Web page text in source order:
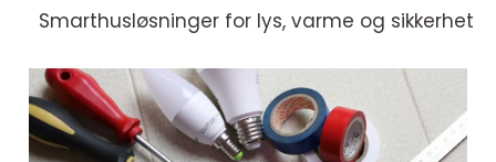
Smarthusløsninger for lys, varme og sikkerhet